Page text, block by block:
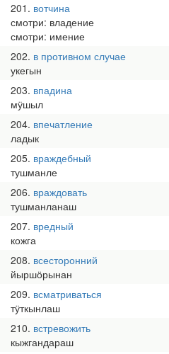
201 вотчина
смотри: владение
смотри: имение
202 в противном случае
укегын
203 впадина
мӱшыл
204 впечатление
ладык
205 враждебный
тушманле
206 враждовать
тушманланаш
207 вредный
кожга
208 всесторонний
йыршӧрынан
209 всматриваться
тӱткынлаш
210 встревожить
кыжгандараш